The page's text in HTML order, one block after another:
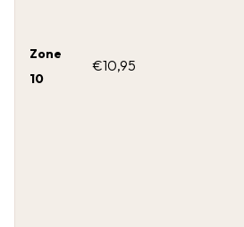
Zone
10
€10,95